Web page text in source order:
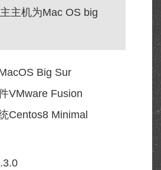
主机为Mac OS big
Big Sur
VMware Fusion
Centos8 Minimal